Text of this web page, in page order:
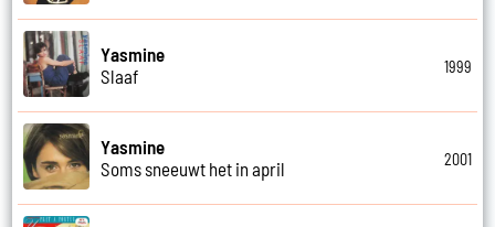
Yasmine
Slaaf
1999
Yasmine
Soms sneeuwt het in april
2001